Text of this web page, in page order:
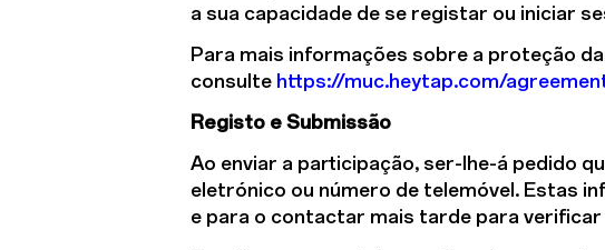
a sua capacidade de se registar ou iniciar
Para mais informações sobre a proteção
consulte https://muc.heytap.com/
Registo e Submissão
Ao enviar a participação, ser-lhe-á pedido
eletrónico ou número de telemóvel. Estas
e para o contactar mais tarde para